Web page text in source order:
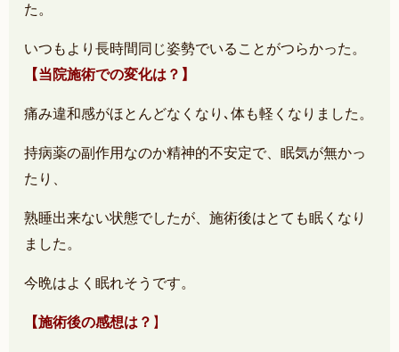
た。
いつもより長時間同じ姿勢でいることがつらかった。
【当院施術での変化は？】
痛み違和感がほとんどなくなり､体も軽くなりました。
持病薬の副作用なのか精神的不安定で、眠気が無かっ
たり、
熟睡出来ない状態でしたが、施術後はとても眠くなり
ました。
今晩はよく眠れそうです。
【施術後の感想は？ 】